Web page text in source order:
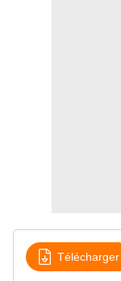
Télécharger